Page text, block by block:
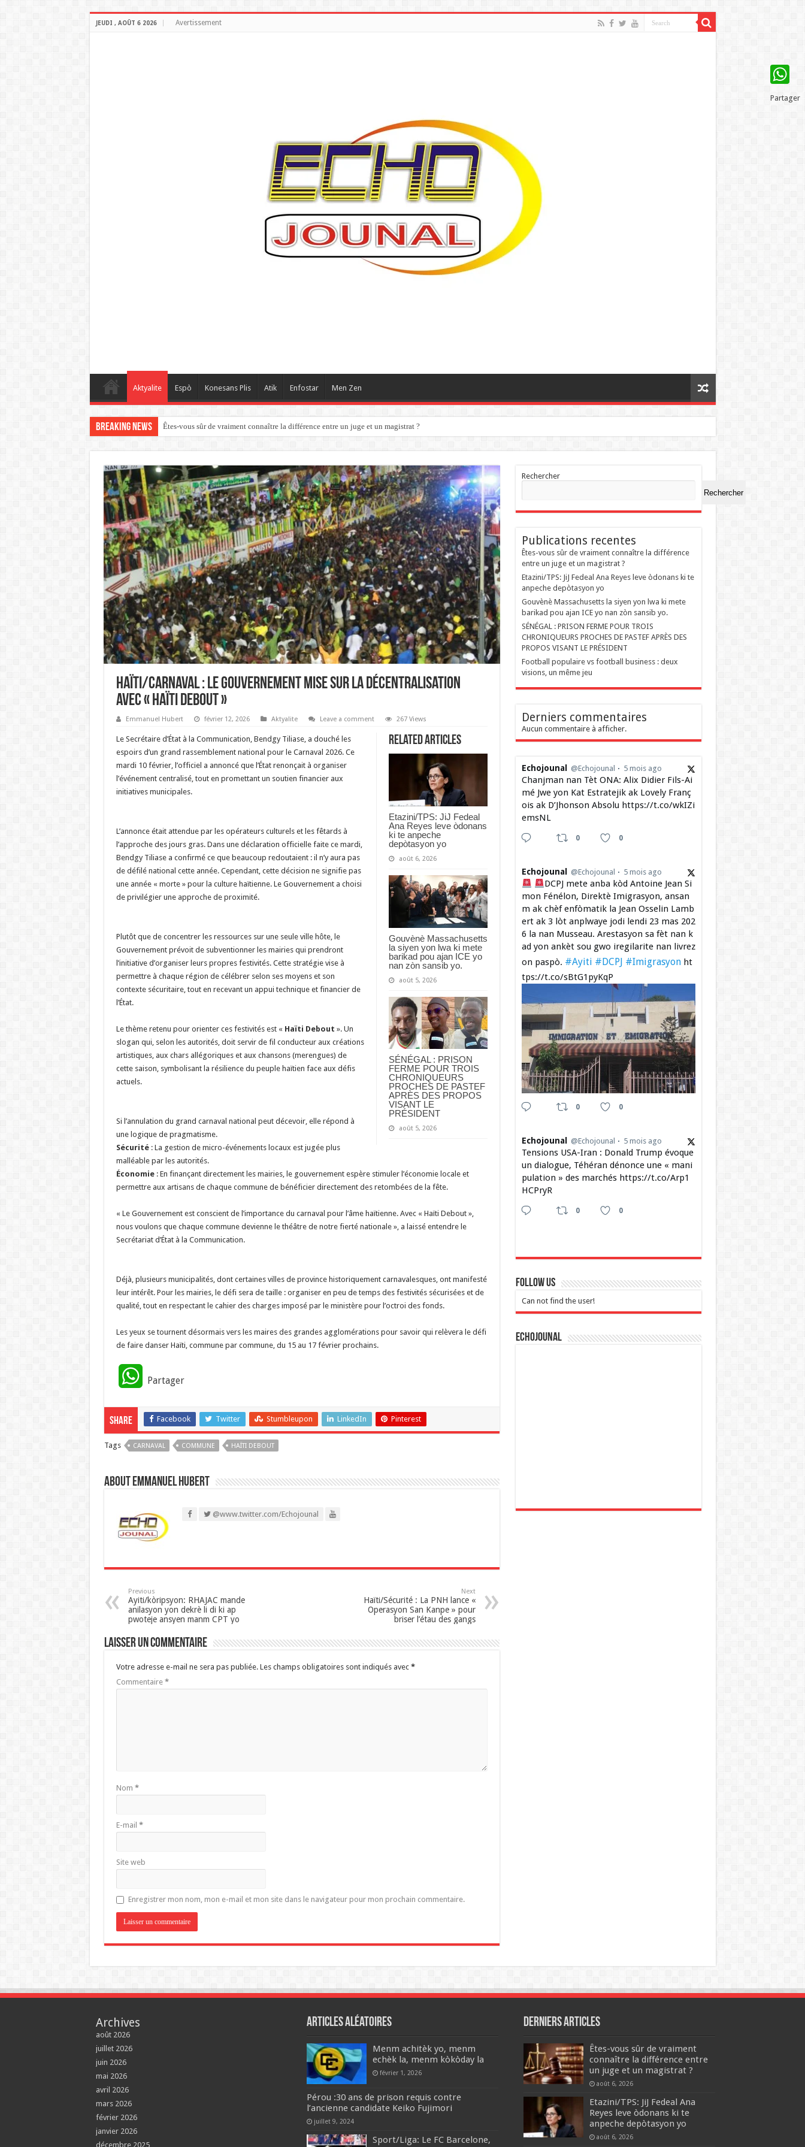
JEUDI , AOÛT 6 2026 Avertissement
Aktyalite Espò Konesans Plis Atik Enfostar Men Zen
Breaking News Êtes-vous sûr de vraiment connaître la différence entre un juge et un magistrat ?
‎Haïti/Carnaval : Le Gouvernement mise sur la décentralisation
avec « Haïti Debout »
Emmanuel Hubert février 12, 2026 Aktyalite Leave a comment 267 Views
Related Articles
Etazini/TPS: JiJ Fedeal
Ana Reyes leve òdonans
ki te anpeche
depòtasyon yo
août 6, 2026
Gouvènè Massachusetts
la siyen yon lwa ki mete
barikad pou ajan ICE yo
nan zòn sansib yo.
août 5, 2026
SÉNÉGAL : PRISON
FERME POUR TROIS
CHRONIQUEURS
PROCHES DE PASTEF
APRÈS DES PROPOS
VISANT LE
PRÉSIDENT
août 5, 2026
Le Secrétaire d’État à la Communication, Bendgy Tiliase, a douché les
espoirs d’un grand rassemblement national pour le Carnaval 2026. Ce
mardi 10 février, l’officiel a annoncé que l’État renonçait à organiser
l’événement centralisé, tout en promettant un soutien financier aux
initiatives municipales.
‎​L’annonce était attendue par les opérateurs culturels et les fêtards à
l’approche des jours gras. Dans une déclaration officielle faite ce mardi,
Bendgy Tiliase a confirmé ce que beaucoup redoutaient : il n’y aura pas
de défilé national cette année. Cependant, cette décision ne signifie pas
une année « morte » pour la culture haïtienne. Le Gouvernement a choisi
de privilégier une approche de proximité.
‎​Plutôt que de concentrer les ressources sur une seule ville hôte, le
Gouvernement prévoit de subventionner les mairies qui prendront
l’initiative d’organiser leurs propres festivités. Cette stratégie vise à
permettre à chaque région de célébrer selon ses moyens et son
contexte sécuritaire, tout en recevant un appui technique et financier de
l’État.
‎​Le thème retenu pour orienter ces festivités est « Haïti Debout ». Un
slogan qui, selon les autorités, doit servir de fil conducteur aux créations
artistiques, aux chars allégoriques et aux chansons (merengues) de
cette saison, symbolisant la résilience du peuple haïtien face aux défis
actuels.
‎​Si l’annulation du grand carnaval national peut décevoir, elle répond à
une logique de pragmatisme.
Sécurité: La gestion de micro-événements locaux est jugée plus
malléable par les autorités.
Économie: En finançant directement les mairies, le gouvernement espère stimuler l’économie locale et
permettre aux artisans de chaque commune de bénéficier directement des retombées de la fête.
‎​« Le Gouvernement est conscient de l’importance du carnaval pour l’âme haïtienne. Avec « Haïti Debout »,
nous voulons que chaque commune devienne le théâtre de notre fierté nationale », a laissé entendre le
Secrétariat d’État à la Communication.
‎​Déjà, plusieurs municipalités, dont certaines villes de province historiquement carnavalesques, ont manifesté
leur intérêt. Pour les mairies, le défi sera de taille : organiser en peu de temps des festivités sécurisées et de
qualité, tout en respectant le cahier des charges imposé par le ministère pour l’octroi des fonds.
‎​Les yeux se tournent désormais vers les maires des grandes agglomérations pour savoir qui relèvera le défi
de faire danser Haïti, commune par commune, du 15 au 17 février prochains.
W
a
t
p
p
Partager
Share Facebook Twitter Stumbleupon LinkedIn Pinterest
Tags CARNAVAL COMMUNE HAÏTI DEBOUT
About Emmanuel Hubert
@www.twitter.com/Echojounal
Previous
Ayiti/kòripsyon: RHAJAC mande
anilasyon yon dekrè li di ki ap
pwoteje ansyen manm CPT yo
Next
‎Haïti/​Sécurité : La PNH lance «
Operasyon San Kanpe » pour
briser l’étau des gangs
Laisser un commentaire
Votre adresse e-mail ne sera pas publiée. Les champs obligatoires sont indiqués avec *
Commentaire *
Nom *
E-mail *
Site web
Enregistrer mon nom, mon e-mail et mon site dans le navigateur pour mon prochain commentaire.
Rechercher
Rechercher
Publications recentes
Êtes-vous sûr de vraiment connaître la différence
entre un juge et un magistrat ?
Etazini/TPS: JiJ Fedeal Ana Reyes leve òdonans ki te
anpeche depòtasyon yo
Gouvènè Massachusetts la siyen yon lwa ki mete
barikad pou ajan ICE yo nan zòn sansib yo.
SÉNÉGAL : PRISON FERME POUR TROIS
CHRONIQUEURS PROCHES DE PASTEF APRÈS DES
PROPOS VISANT LE PRÉSIDENT
Football populaire vs football business : deux
visions, un même jeu
Derniers commentaires
Aucun commentaire à afficher.
Echojounal @Echojounal 5 mois ago
Chanjman nan Tèt ONA: Alix Didier Fils-Ai
mé Jwe yon Kat Estratejik ak Lovely Franç
ois ak D’Jhonson Absolu https://t.co/wkIZi
emsNL
0 0
Echojounal @Echojounal 5 mois ago
DCPJ mete anba kòd Antoine Jean Si
mon Fénélon, Direktè Imigrasyon, ansan
m ak chèf enfòmatik la Jean Osselin Lamb
ert ak 3 lòt anplwaye jodi lendi 23 mas 202
6 la nan Musseau. Arestasyon sa fèt nan k
ad yon ankèt sou gwo iregilarite nan livrez
on paspò. #Ayiti #DCPJ #Imigrasyonht
tps://t.co/sBtG1pyKqP
0 0
Echojounal @Echojounal 5 mois ago
Tensions USA-Iran : Donald Trump évoque
un dialogue, Téhéran dénonce une « mani
pulation » des marchés https://t.co/Arp1
HCPryR
0 0
Follow Us
Can not find the user!
Echojounal
Archives
août 2026
juillet 2026
juin 2026
mai 2026
avril 2026
mars 2026
février 2026
janvier 2026
décembre 2025
Articles aléatoires
Menm achitèk yo, menm
echèk la, menm kòkòday la
février 1, 2026
Pérou :30 ans de prison requis contre
l’ancienne candidate Keiko Fujimori
juillet 9, 2024
Sport/Liga: Le FC Barcelone,
Derniers articles
Êtes-vous sûr de vraiment
connaître la différence entre
un juge et un magistrat ?
août 6, 2026
Etazini/TPS: JiJ Fedeal Ana
Reyes leve òdonans ki te
anpeche depòtasyon yo
août 6, 2026
WhatsApp
Partager